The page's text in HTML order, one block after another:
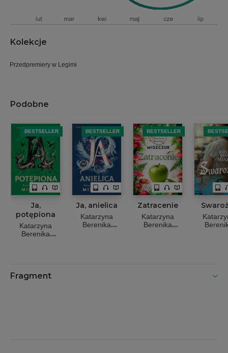
Kolekcje
Przedpremiery w Legimi
Podobne
BESTSELLER
Ja,
potępiona
Katarzyna
Berenika
BESTSELLER
Ja, anielica
Katarzyna
Berenika
BESTSELLER
Zatracenie
Katarzyna
Berenika
Fragment